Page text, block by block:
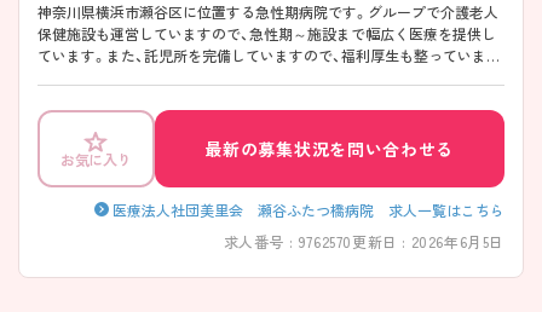
神奈川県横浜市瀬谷区に位置する急性期病院です。グループで介護老人
保健施設も運営していますので、急性期～施設まで幅広く医療を提供し
ています。また、託児所を完備していますので、福利厚生も整っていま
お気に入り 最新の募集状況を問い合わせる
医療法人社団美里会 瀬谷ふたつ橋病院 求人一覧はこちら
求人番号 : 9762570更新日 : 2026年6月5日